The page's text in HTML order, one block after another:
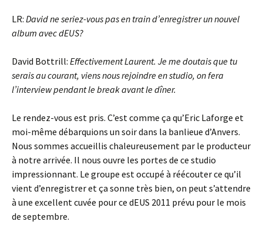
LR: David ne seriez-vous pas en train d’enregistrer un nouvel
album avec dEUS?
David Bottrill: Effectivement Laurent. Je me doutais que tu
serais au courant, viens nous rejoindre en studio, on fera
l’interview pendant le break avant le dîner.
Le rendez-vous est pris. C’est comme ça qu’Eric Laforge et
moi-même débarquions un soir dans la banlieue d’Anvers.
Nous sommes accueillis chaleureusement par le producteur
à notre arrivée. Il nous ouvre les portes de ce studio
impressionnant. Le groupe est occupé à réécouter ce qu’il
vient d’enregistrer et ça sonne très bien, on peut s’attendre
à une excellent cuvée pour ce dEUS 2011 prévu pour le mois
de septembre.